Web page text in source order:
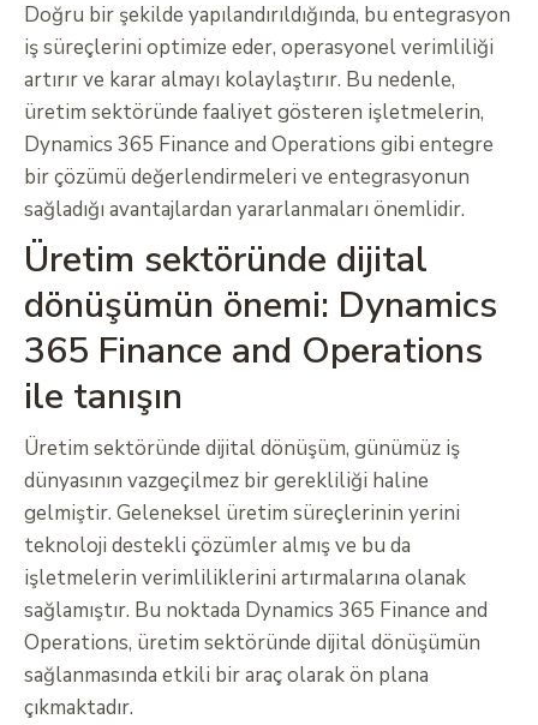
Doğru bir şekilde yapılandırıldığında, bu entegrasyon
iş süreçlerini optimize eder, operasyonel verimliliği
artırır ve karar almayı kolaylaştırır. Bu nedenle,
üretim sektöründe faaliyet gösteren işletmelerin,
Dynamics 365 Finance and Operations gibi entegre
bir çözümü değerlendirmeleri ve entegrasyonun
sağladığı avantajlardan yararlanmaları önemlidir.
Üretim sektöründe dijital
dönüşümün önemi: Dynamics
365 Finance and Operations
ile tanışın
Üretim sektöründe dijital dönüşüm, günümüz iş
dünyasının vazgeçilmez bir gerekliliği haline
gelmiştir. Geleneksel üretim süreçlerinin yerini
teknoloji destekli çözümler almış ve bu da
işletmelerin verimliliklerini artırmalarına olanak
sağlamıştır. Bu noktada Dynamics 365 Finance and
Operations, üretim sektöründe dijital dönüşümün
sağlanmasında etkili bir araç olarak ön plana
çıkmaktadır.